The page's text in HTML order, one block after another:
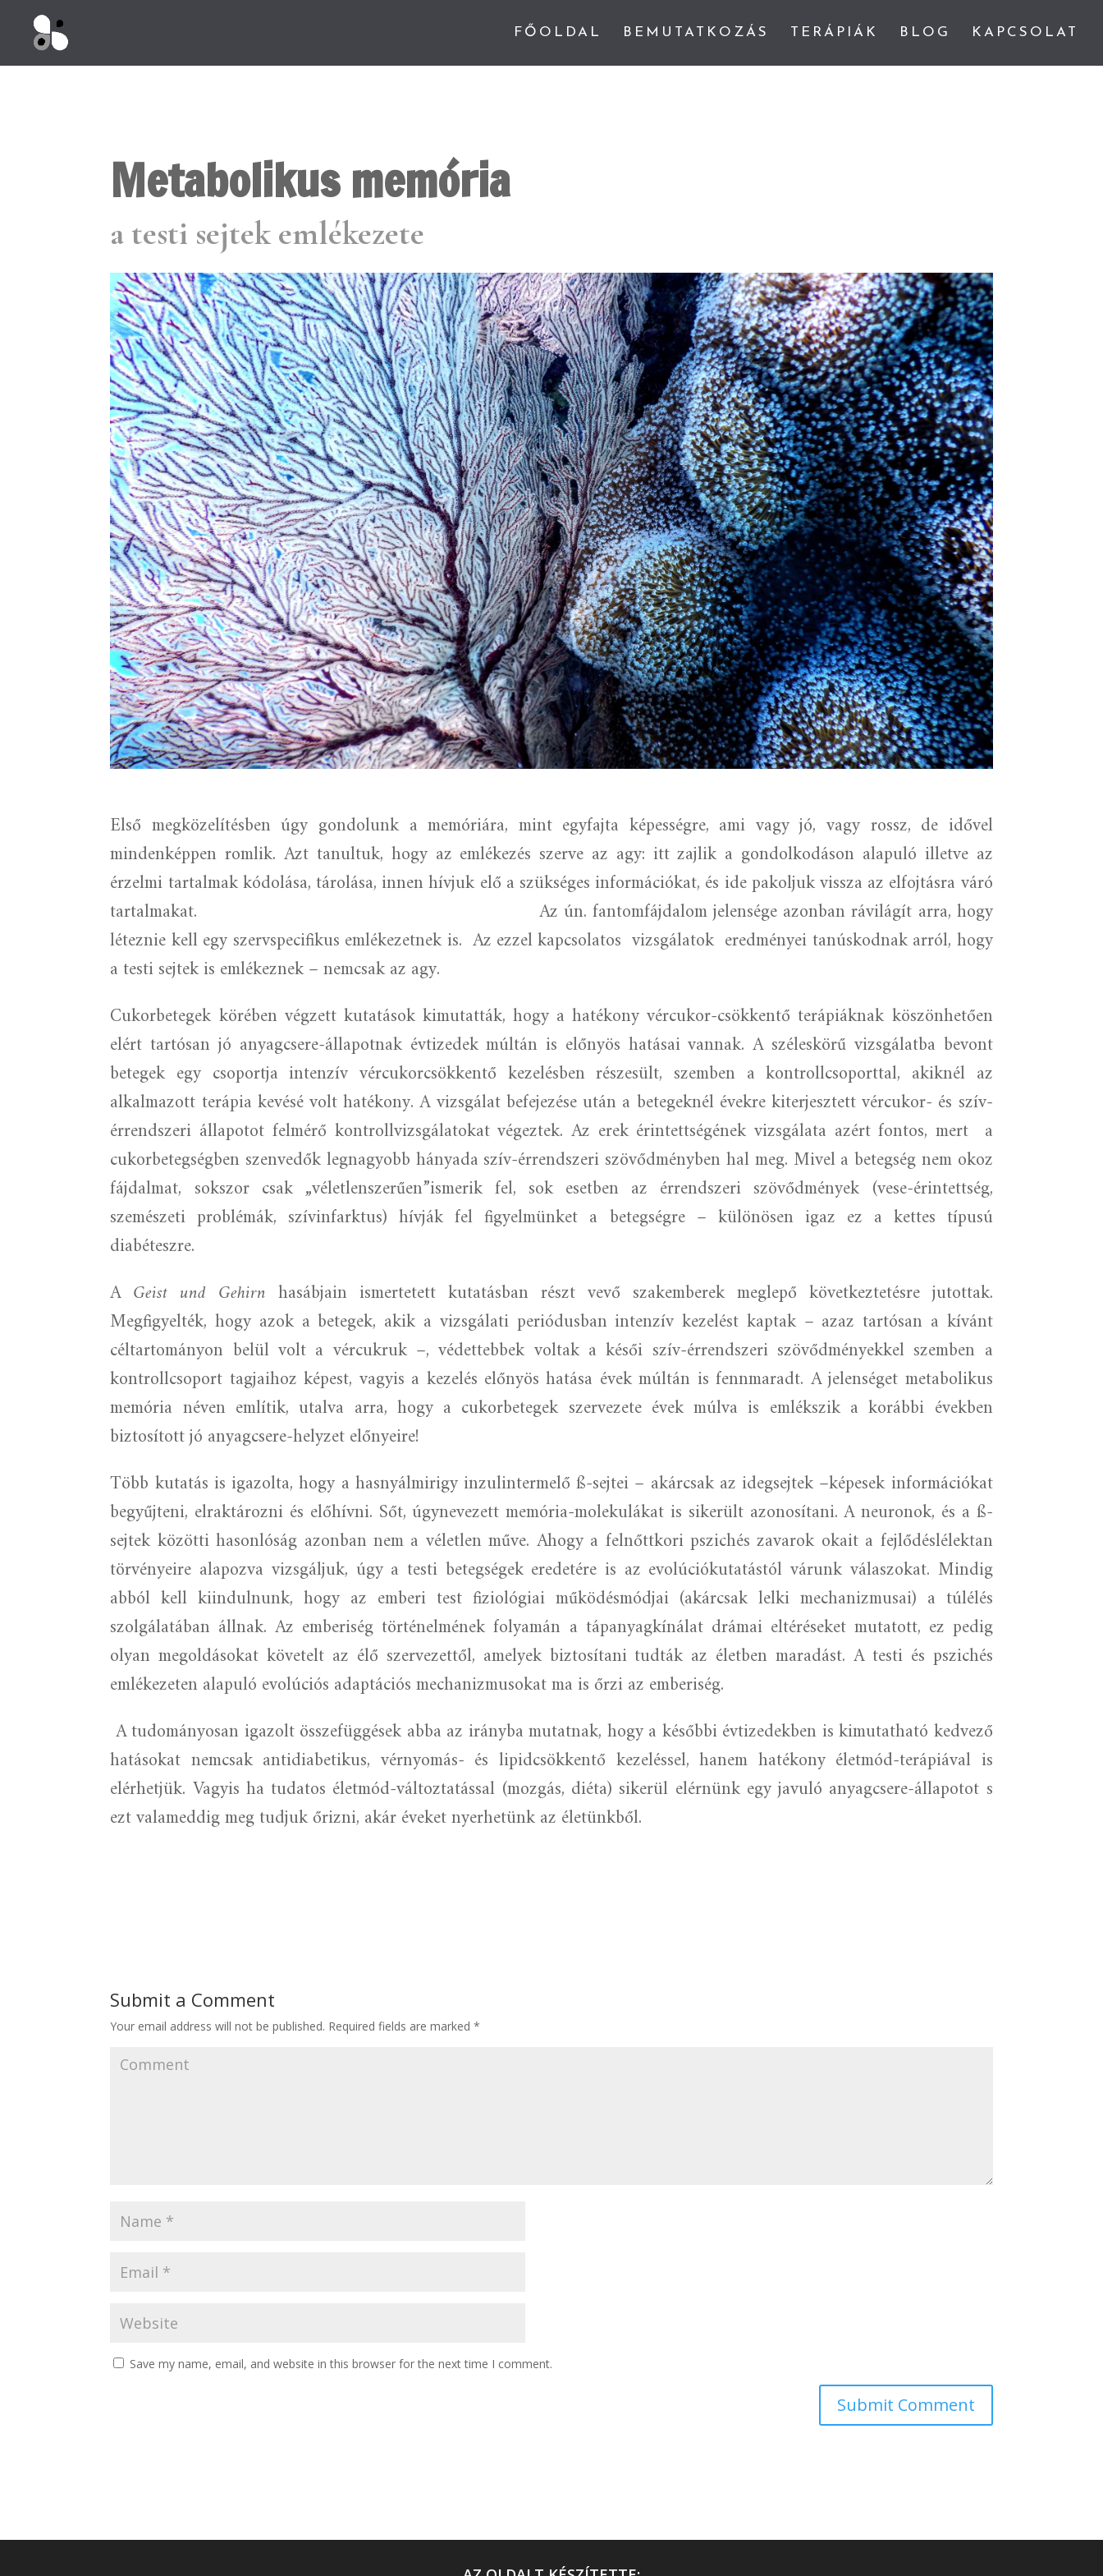
FŐOLDAL BEMUTATKOZÁS TERÁPIÁK BLOG KAPCSOLAT
Metabolikus memória
a testi sejtek emlékezete
Első megközelítésben úgy gondolunk a memóriára, mint egyfajta képességre, ami vagy jó, vagy rossz, de idővel
mindenképpen romlik. Azt tanultuk, hogy az emlékezés szerve az agy: itt zajlik a gondolkodáson alapuló illetve az
érzelmi tartalmak kódolása, tárolása, innen hívjuk elő a szükséges információkat, és ide pakoljuk vissza az elfojtásra váró
tartalmakat.
Az ún. fantomfájdalom jelensége azonban rávilágít arra, hogy
léteznie kell egy szervspecifikus emlékezetnek is. Az ezzel kapcsolatos vizsgálatok eredményei tanúskodnak arról, hogy
a testi sejtek is emlékeznek – nemcsak az agy.
Cukorbetegek körében végzett kutatások kimutatták, hogy a hatékony vércukor-csökkentő terápiáknak köszönhetően
elért tartósan jó anyagcsere-állapotnak évtizedek múltán is előnyös hatásai vannak. A széleskörű vizsgálatba bevont
betegek egy csoportja intenzív vércukorcsökkentő kezelésben részesült, szemben a kontrollcsoporttal, akiknél az
alkalmazott terápia kevésé volt hatékony. A vizsgálat befejezése után a betegeknél évekre kiterjesztett vércukor- és szív-
érrendszeri állapotot felmérő kontrollvizsgálatokat végeztek. Az erek érintettségének vizsgálata azért fontos, mert a
cukorbetegségben szenvedők legnagyobb hányada szív-érrendszeri szövődményben hal meg. Mivel a betegség nem okoz
fájdalmat, sokszor csak „véletlenszerűen”ismerik fel, sok esetben az érrendszeri szövődmények (vese-érintettség,
szemészeti problémák, szívinfarktus) hívják fel figyelmünket a betegségre – különösen igaz ez a kettes típusú
diabéteszre.
A Geist und Gehirn hasábjain ismertetett kutatásban részt vevő szakemberek meglepő következtetésre jutottak.
Megfigyelték, hogy azok a betegek, akik a vizsgálati periódusban intenzív kezelést kaptak – azaz tartósan a kívánt
céltartományon belül volt a vércukruk –, védettebbek voltak a késői szív-érrendszeri szövődményekkel szemben a
kontrollcsoport tagjaihoz képest, vagyis a kezelés előnyös hatása évek múltán is fennmaradt. A jelenséget metabolikus
memória néven említik, utalva arra, hogy a cukorbetegek szervezete évek múlva is emlékszik a korábbi években
biztosított jó anyagcsere-helyzet előnyeire!
Több kutatás is igazolta, hogy a hasnyálmirigy inzulintermelő ß-sejtei – akárcsak az idegsejtek –képesek információkat
begyűjteni, elraktározni és előhívni. Sőt, úgynevezett memória-molekulákat is sikerült azonosítani. A neuronok, és a ß-
sejtek közötti hasonlóság azonban nem a véletlen műve. Ahogy a felnőttkori pszichés zavarok okait a fejlődéslélektan
törvényeire alapozva vizsgáljuk, úgy a testi betegségek eredetére is az evolúciókutatástól várunk válaszokat. Mindig
abból kell kiindulnunk, hogy az emberi test fiziológiai működésmódjai (akárcsak lelki mechanizmusai) a túlélés
szolgálatában állnak. Az emberiség történelmének folyamán a tápanyagkínálat drámai eltéréseket mutatott, ez pedig
olyan megoldásokat követelt az élő szervezettől, amelyek biztosítani tudták az életben maradást. A testi és pszichés
emlékezeten alapuló evolúciós adaptációs mechanizmusokat ma is őrzi az emberiség.
A tudományosan igazolt összefüggések abba az irányba mutatnak, hogy a későbbi évtizedekben is kimutatható kedvező
hatásokat nemcsak antidiabetikus, vérnyomás- és lipidcsökkentő kezeléssel, hanem hatékony életmód-terápiával is
elérhetjük. Vagyis ha tudatos életmód-változtatással (mozgás, diéta) sikerül elérnünk egy javuló anyagcsere-állapotot s
ezt valameddig meg tudjuk őrizni, akár éveket nyerhetünk az életünkből.
Submit a Comment
Your email address will not be published. Required fields are marked*
Save my name, email, and website in this browser for the next time I comment.